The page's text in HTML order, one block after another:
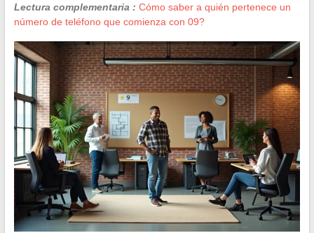
Lectura complementaria : Cómo saber a quién pertenece un
número de teléfono que comienza con 09?